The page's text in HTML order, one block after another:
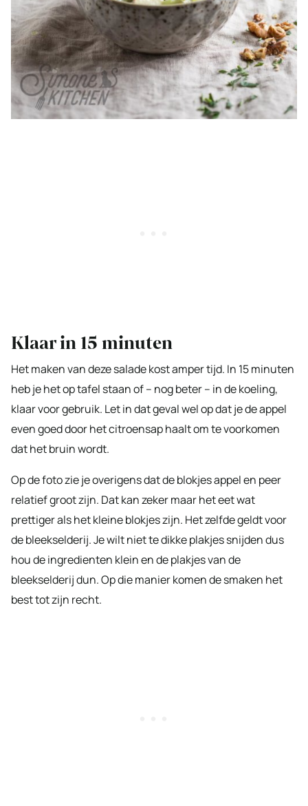
Klaar in 15 minuten
Het maken van deze salade kost amper tijd. In 15 minuten
heb je het op tafel staan of – nog beter – in de koeling,
klaar voor gebruik. Let in dat geval wel op dat je de appel
even goed door het citroensap haalt om te voorkomen
dat het bruin wordt.
Op de foto zie je overigens dat de blokjes appel en peer
relatief groot zijn. Dat kan zeker maar het eet wat
prettiger als het kleine blokjes zijn. Het zelfde geldt voor
de bleekselderij. Je wilt niet te dikke plakjes snijden dus
hou de ingredienten klein en de plakjes van de
bleekselderij dun. Op die manier komen de smaken het
best tot zijn recht.